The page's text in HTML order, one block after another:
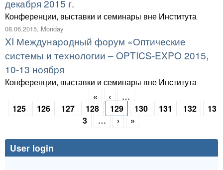
декабря 2015 г.
Конференции, выставки и семинары вне Института
08.06.2015, Monday
XI Международный форум «Оптические
системы и технологии – OPTICS-EXPO 2015,
10-13 ноября
Конференции, выставки и семинары вне Института
Pages
« ‹
…
125
126 127 128 129 130 131 132
13
3
… › »
User login